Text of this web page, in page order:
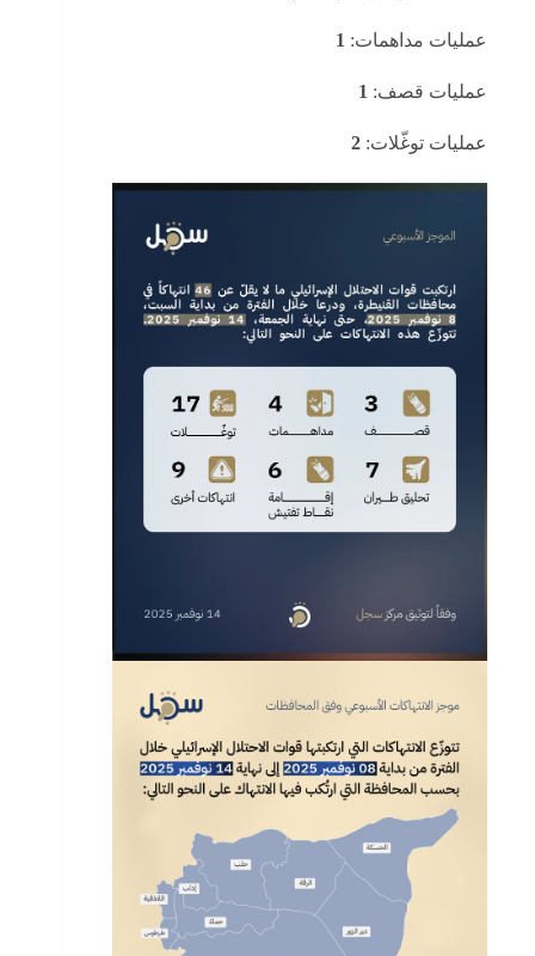
عمليات مداهمات: 1
عمليات قصف: 1
عمليات توغّلات: 2